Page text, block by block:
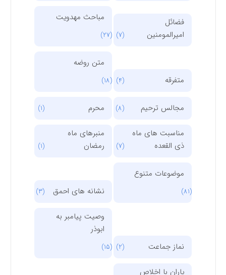
فضائل
امیرالمومنین
مباحث مهدویت
(27)
متفرقه
متن روضه
(18)
مجالس ترحیم محرم
مناسبت های ماه
ذی القعده
منبرهای ماه
رمضان
موضوعات متنوع
نشانه های احمق (3)
نماز جماعت
وصیت پیامبر به
ابوذر
(15)
یاران با اخلاص